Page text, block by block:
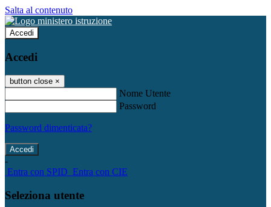
Salta al contenuto
Accedi
Accedi
button close ×
Nome Utente
Password
Password dimenticata?
-
Entra con SPID Entra con CIE
Seleziona utente